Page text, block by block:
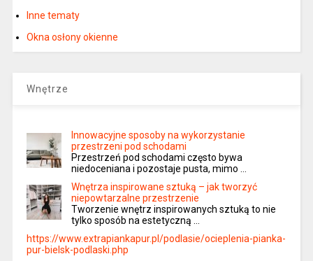
Inne tematy
Okna osłony okienne
Wnętrze
Innowacyjne sposoby na wykorzystanie
przestrzeni pod schodami
Przestrzeń pod schodami często bywa
niedoceniana i pozostaje pusta, mimo …
Wnętrza inspirowane sztuką – jak tworzyć
niepowtarzalne przestrzenie
Tworzenie wnętrz inspirowanych sztuką to nie
tylko sposób na estetyczną …
https://www.extrapiankapur.pl/podlasie/ocieplenia-pianka-
pur-bielsk-podlaski.php